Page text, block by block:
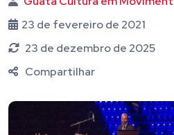
23 de fevereiro de 2021
23 de dezembro de 2025
Compartilhar